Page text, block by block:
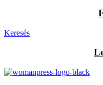
Keresés